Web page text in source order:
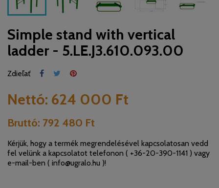
Simple stand with vertical
ladder - 5.LE.J3.610.093.00
Zdieľať
Nettó: 624 000 Ft
Bruttó: 792 480 Ft
Kérjük, hogy a termék megrendelésével kapcsolatosan vedd
fel velünk a kapcsolatot telefonon ( +36-20-390-1141 ) vagy
e-mail-ben ( info@ugralo.hu )!